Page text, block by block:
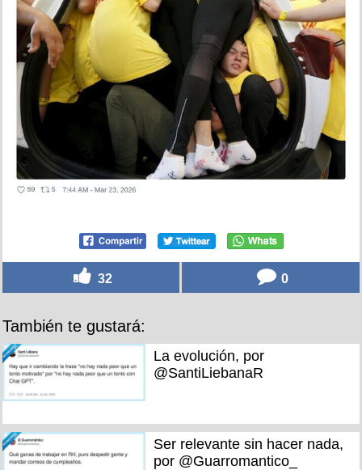
32 0
También te gustará:
La evolución, por
@SantiLiebanaR
Ser relevante sin hacer nada,
por @Guarromantico_